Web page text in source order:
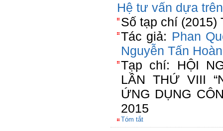
Hệ tư vấn dựa
Số tạp chí (2015)
Tác giả: Phan
Nguyễn Tấn
Tạp chí: HỘI
LẦN THỨ VIII
ỨNG DỤNG
2015
Tóm tắt